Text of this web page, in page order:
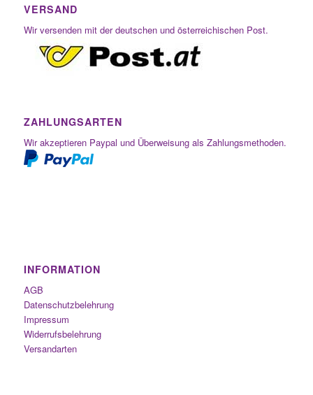
VERSAND
Wir versenden mit der deutschen und österreichischen Post.
ZAHLUNGSARTEN
Wir akzeptieren Paypal und Überweisung als Zahlungsmethoden.
INFORMATION
AGB
Datenschutzbelehrung
Impressum
Widerrufsbelehrung
Versandarten